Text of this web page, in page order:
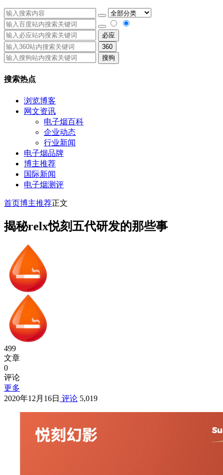
必应
360
搜狗
搜索热点
浏览博客
网文资讯
电子烟百科
企业动态
行业新闻
电子烟品牌
博主推荐
国际新闻
电子烟测评
首页博主推荐正文
揭秘relx悦刻五代研发的那些事
499
文章
0
评论
更多
2020年12月16日 评论 5,019